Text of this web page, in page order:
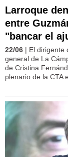
Larroque
entre
"bancar el
22/06 | El dirigente
general de La
de Cristina
plenario de la CTA